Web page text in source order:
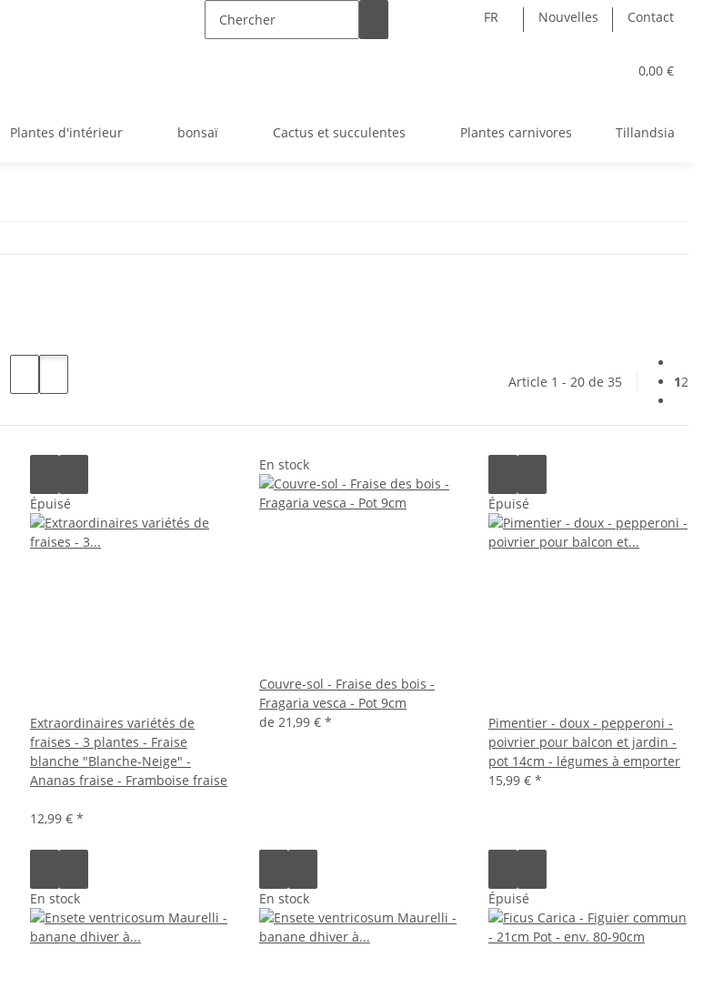
FR Nouvelles Contact
0,00 €
Plantes d'intérieur bonsaï Cactus et succulentes Plantes carnivores Tillandsia
Article 1 - 20 de 35 12
Épuisé
Extraordinaires variétés de
fraises - 3 plantes - Fraise
blanche "Blanche-Neige" -
Ananas fraise - Framboise fraise
12,99 € *
En stock
Couvre-sol - Fraise des bois -
Fragaria vesca - Pot 9cm
de 21,99 € *
Épuisé
Pimentier - doux - pepperoni -
poivrier pour balcon et jardin -
pot 14cm - légumes à emporter
15,99 € *
En stock En stock Épuisé